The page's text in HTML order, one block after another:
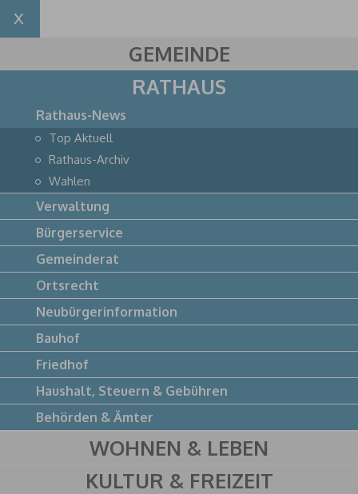
GEMEINDE
RATHAUS
Rathaus-News
Top Aktuell
Rathaus-Archiv
Wahlen
Verwaltung
Bürgerservice
Gemeinderat
Ortsrecht
Neubürgerinformation
Bauhof
Friedhof
Haushalt, Steuern & Gebühren
Behörden & Ämter
WOHNEN & LEBEN
KULTUR & FREIZEIT